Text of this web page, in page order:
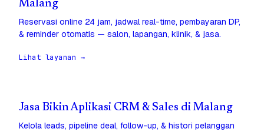
Malang
Reservasi online 24 jam, jadwal real-time, pembayaran DP,
& reminder otomatis — salon, lapangan, klinik, & jasa.
Lihat layanan →
Jasa Bikin Aplikasi CRM & Sales di Malang
Kelola leads, pipeline deal, follow-up, & histori pelanggan